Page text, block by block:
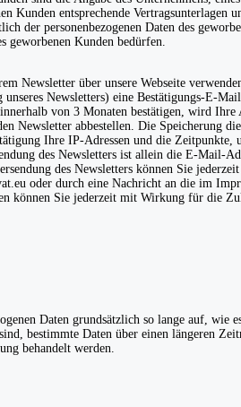
Kunden entsprechende
der personenbezogenen Daten des
geworbenen Kunden bedürfen.
Newsletter über unsere Webseite
Newsletters) eine Bestätigungs-E-
von 3 Monaten bestätigen, wird
Newsletter abbestellen. Die Speicherung
Ihre IP-Adressen und die
des Newsletters ist allein die E-Mail-
des Newsletters können Sie
oder durch eine Nachricht an die im
können Sie jederzeit mit Wirkung für die
Daten grundsätzlich so lange auf,
bestimmte Daten über einen längeren
behandelt werden.